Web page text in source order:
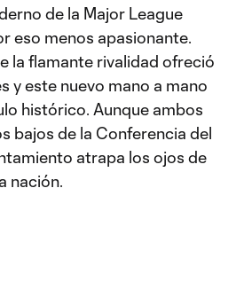
de la Major League
eso menos apasionante.
la flamante rivalidad ofreció
y este nuevo mano a mano
histórico. Aunque ambos
bajos de la Conferencia del
atrapa los ojos de
nación.